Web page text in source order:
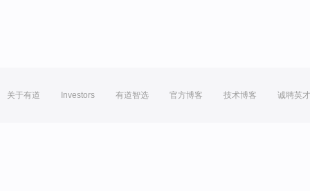
关于有道 Investors 有道智选 官方博客 技术博客 诚聘英才